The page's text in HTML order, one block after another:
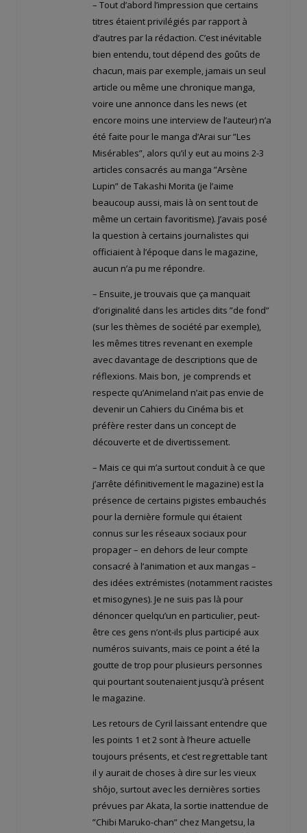
– Tout d’abord l’impression que certains
titres étaient privilégiés par rapport à
d’autres par la rédaction. C’est inévitable
bien entendu, tout dépend des goûts de
chacun, mais par exemple, jamais un seul
article ou même une chronique manga,
voire une annonce dans les news (et
encore moins une interview de l’auteur) n’a
été faite pour le manga d’Arai sur ”Les
Misérables”, alors qu’il y eut au moins 2-3
articles consacrés au manga ”Arsène
Lupin” de Takashi Morita (je l’aime
beaucoup aussi, mais là on sent tout de
même un certain favoritisme). J’avais posé
la question à certains journalistes qui
officiaient à l’époque dans le magazine,
aucun n’a pu me répondre.
– Ensuite, je trouvais que ça manquait
d’originalité dans les articles dits ”de fond”
(sur les thèmes de société par exemple),
les mêmes titres revenant en exemple
avec davantage de descriptions que de
réflexions. Mais bon, je comprends et
respecte qu’Animeland n’ait pas envie de
devenir un Cahiers du Cinéma bis et
préfère rester dans un concept de
découverte et de divertissement.
– Mais ce qui m’a surtout conduit à ce que
j’arrête définitivement le magazine) est la
présence de certains pigistes embauchés
pour la dernière formule qui étaient
connus sur les réseaux sociaux pour
propager – en dehors de leur compte
consacré à l’animation et aux mangas –
des idées extrémistes (notamment racistes
et misogynes). Je ne suis pas là pour
dénoncer quelqu’un en particulier, peut-
être ces gens n’ont-ils plus participé aux
numéros suivants, mais ce point a été la
goutte de trop pour plusieurs personnes
qui pourtant soutenaient jusqu’à présent
le magazine.
Les retours de Cyril laissant entendre que
les points 1 et 2 sont à l’heure actuelle
toujours présents, et c’est regrettable tant
il y aurait de choses à dire sur les vieux
shôjo, surtout avec les dernières sorties
prévues par Akata, la sortie inattendue de
”Chibi Maruko-chan” chez Mangetsu, la